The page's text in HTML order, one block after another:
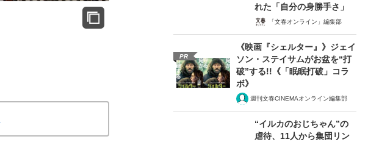
れた「自分の身勝手さ」
「文春オンライン」編集部
PR
《映画『シェルター』》ジェイ
ソン・ステイサムがお盆を“打
破”する!!《「眠眠打破」コラ
ボ》
週刊文春CINEMAオンライン編集部
“イルカのおじちゃん”の
虐待、11人から集団リン